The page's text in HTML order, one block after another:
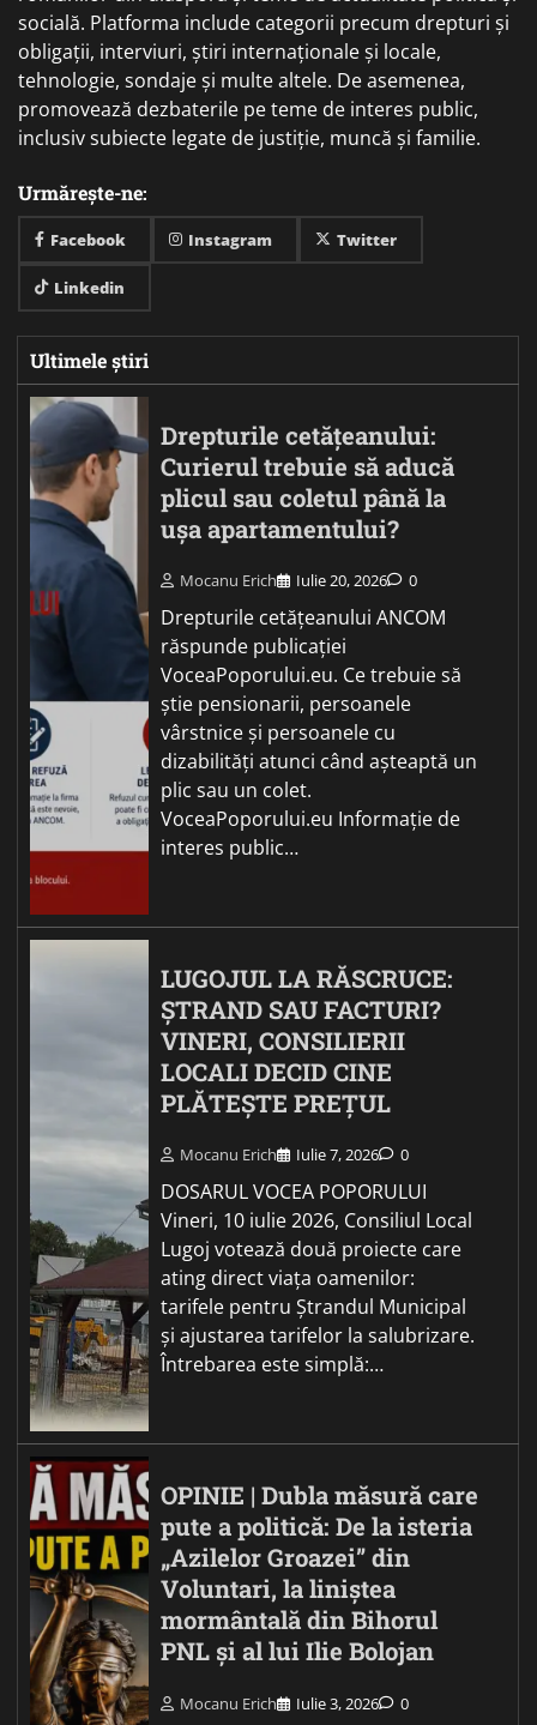
socială. Platforma include categorii precum drepturi și
obligații, interviuri, știri internaționale și locale,
tehnologie, sondaje și multe altele. De asemenea,
promovează dezbaterile pe teme de interes public,
inclusiv subiecte legate de justiție, muncă și familie.
Urmărește-ne:
Facebook Instagram Twitter
Linkedin
Ultimele știri
Drepturile cetățeanului:
Curierul trebuie să aducă
plicul sau coletul până la
ușa apartamentului?
Mocanu Erich Iulie 20, 2026 0
Drepturile cetățeanului ANCOM
răspunde publicației
VoceaPoporului.eu. Ce trebuie să
știe pensionarii, persoanele
vârstnice și persoanele cu
dizabilități atunci când așteaptă un
plic sau un colet.
VoceaPoporului.eu Informație de
interes public…
LUGOJUL LA RĂSCRUCE:
ȘTRAND SAU FACTURI?
VINERI, CONSILIERII
LOCALI DECID CINE
PLĂTEȘTE PREȚUL
Mocanu Erich Iulie 7, 2026 0
DOSARUL VOCEA POPORULUI
Vineri, 10 iulie 2026, Consiliul Local
Lugoj votează două proiecte care
ating direct viața oamenilor:
tarifele pentru Ștrandul Municipal
și ajustarea tarifelor la salubrizare.
Întrebarea este simplă:…
OPINIE | Dubla măsură care
pute a politică: De la isteria
„Azilelor Groazei” din
Voluntari, la liniștea
mormântală din Bihorul
PNL și al lui Ilie Bolojan
Mocanu Erich Iulie 3, 2026 0